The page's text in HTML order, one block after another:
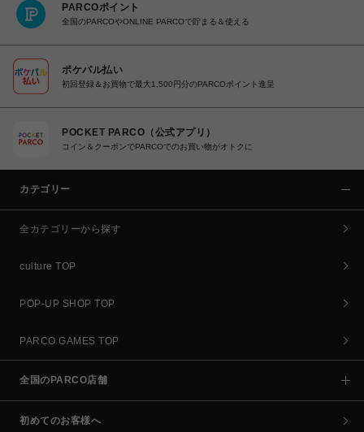
PARCOポイント
全国のPARCOやONLINE PARCOで貯まる＆使える
ポケパル払い
初回登録＆お買物で最大1,500円分のPARCOポイント進呈
POCKET PARCO（公式アプリ）
コイン＆クーポンでPARCOでのお買い物がオトクに
カテゴリー
全カテゴリーから探す
culture TOP
POP-UP SHOP TOP
PARCO GAMES TOP
全国のPARCO店舗
初めてのお客様へ